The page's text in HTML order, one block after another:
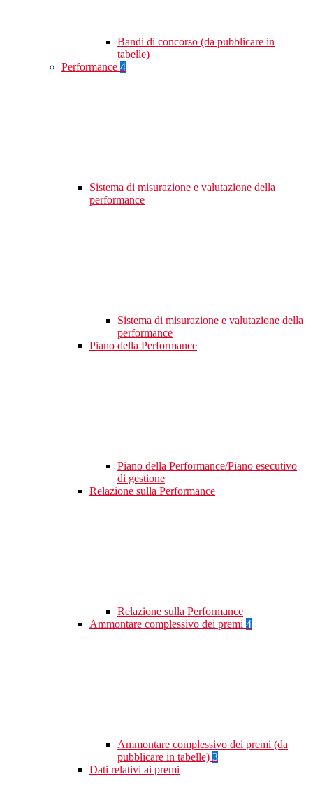
Bandi di concorso (da pubblicare in
tabelle)
Performance 4
Sistema di misurazione e valutazione della
performance
Sistema di misurazione e valutazione della
performance
Piano della Performance
Piano della Performance/Piano esecutivo
di gestione
Relazione sulla Performance
Relazione sulla Performance
Ammontare complessivo dei premi 4
Ammontare complessivo dei premi (da
pubblicare in tabelle) 3
Dati relativi ai premi